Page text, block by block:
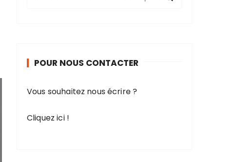
e
o
POUR NOUS CONTACTER
Vous souhaitez nous écrire ?
Cliquez ici !